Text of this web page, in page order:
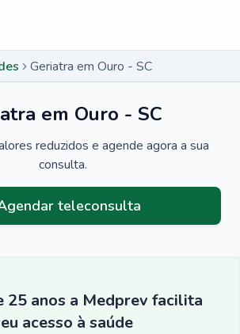
Geriatra em Ouro - SC
em Ouro - SC
reduzidos e agende agora a sua
consulta.
teleconsulta
25 anos a Medprev facilita
acesso à saúde